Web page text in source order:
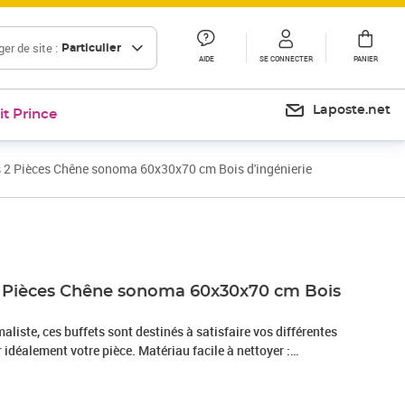
de site : Particulier
AIDE SE CONNECTER PANIER
Prince Laposte.net
Pièces Chêne sonoma 60x30x70 cm Bois d'ingénierie
Chêne sonoma 60x30x70 cm Bois
ces buffets sont destinés à satisfaire vos différentes
idéalement votre pièce. Matériau facile à nettoyer :
les armoires latérales sont faciles à nettoyer. Le bois
exceptionnelle avec une surface lisse et présente